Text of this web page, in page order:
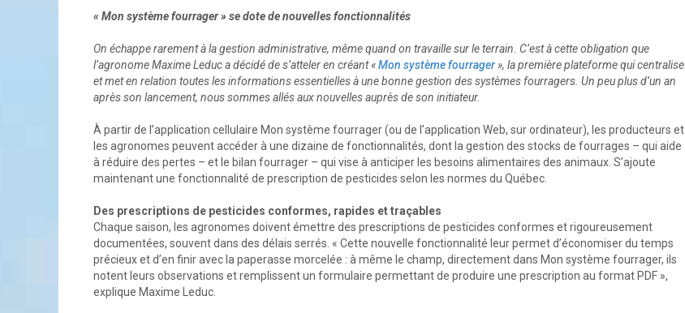
« Mon système fourrager » se dote de nouvelles fonctionnalités
On échappe rarement à la gestion administrative, même quand on travaille sur le terrain. C’est à cette obligation que
l’agronome Maxime Leduc a décidé de s’atteler en créant «Mon système fourrager», la première plateforme qui centralise
et met en relation toutes les informations essentielles à une bonne gestion des systèmes fourragers. Un peu plus d’un an
après son lancement, nous sommes allés aux nouvelles auprès de son initiateur.
À partir de l’application cellulaire Mon système fourrager (ou de l’application Web, sur ordinateur), les producteurs et
les agronomes peuvent accéder à une dizaine de fonctionnalités, dont la gestion des stocks de fourrages – qui aide
à réduire des pertes – et le bilan fourrager – qui vise à anticiper les besoins alimentaires des animaux. S’ajoute
maintenant une fonctionnalité de prescription de pesticides selon les normes du Québec.
Des prescriptions de pesticides conformes, rapides et traçables
Chaque saison, les agronomes doivent émettre des prescriptions de pesticides conformes et rigoureusement
documentées, souvent dans des délais serrés. « Cette nouvelle fonctionnalité leur permet d’économiser du temps
précieux et d’en finir avec la paperasse morcelée : à même le champ, directement dans Mon système fourrager, ils
notent leurs observations et remplissent un formulaire permettant de produire une prescription au format PDF »,
explique Maxime Leduc.